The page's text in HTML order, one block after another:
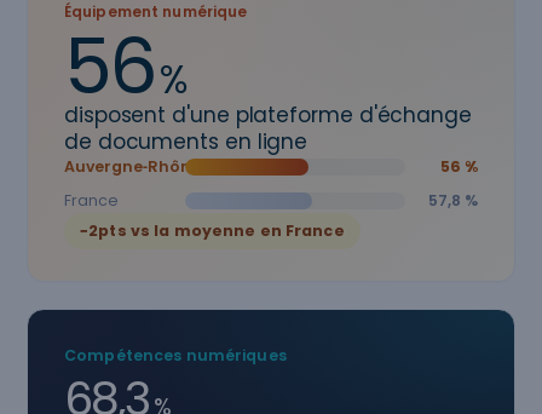
Équipement numérique
56%
disposent d'une plateforme d'échange
de documents en ligne
Auvergne‑Rhône‑Alpes
56 %
France
57,8 %
−2pts vs la moyenne en France
Compétences numériques
68,3%